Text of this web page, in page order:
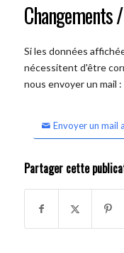
Si les données
nécessitent d'être
nous envoyer un mail :
Envoyer un mail
Partager cette